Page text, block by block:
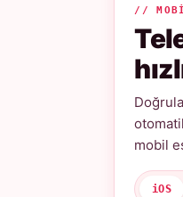
//
mobil
iOS